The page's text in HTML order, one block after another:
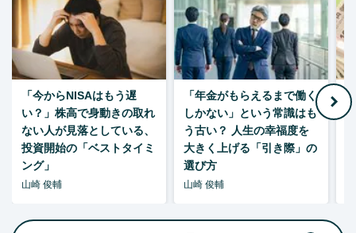
「今からNISAはもう遅
い？」株高で身動きの取れ
ない人が見落としている、
投資開始の「ベストタイミ
ング」
山崎 俊輔
「年金がもらえるまで働く
しかない」という常識はも
う古い？ 人生の幸福度を
大きく上げる「引き際」の
選び方
山崎 俊輔